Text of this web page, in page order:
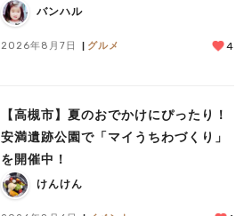
（月）バンハル
2026年8月7日 グルメ 4
【高槻市】夏のおでかけにぴったり！
安満遺跡公園で「マイうちわづくり」
を開催中！
けんけん